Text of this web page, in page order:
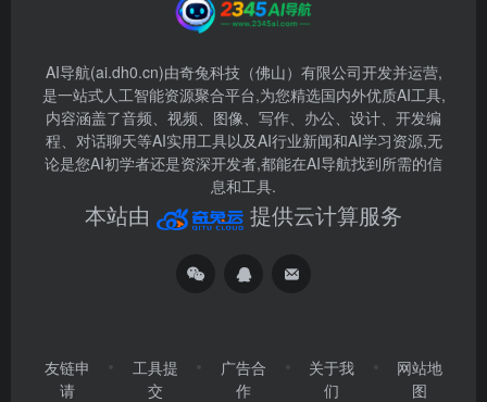
AI导航(ai.dh0.cn)由奇兔科技（佛山）有限公司开发并运营,
是一站式人工智能资源聚合平台,为您精选国内外优质AI工具,
内容涵盖了音频、视频、图像、写作、办公、设计、开发编
程、对话聊天等AI实用工具以及AI行业新闻和AI学习资源,无
论是您AI初学者还是资深开发者,都能在AI导航找到所需的信
息和工具.
本站由 提供云计算服务
友链申
请
工具提
交
广告合
作
关于我
们
网站地
图